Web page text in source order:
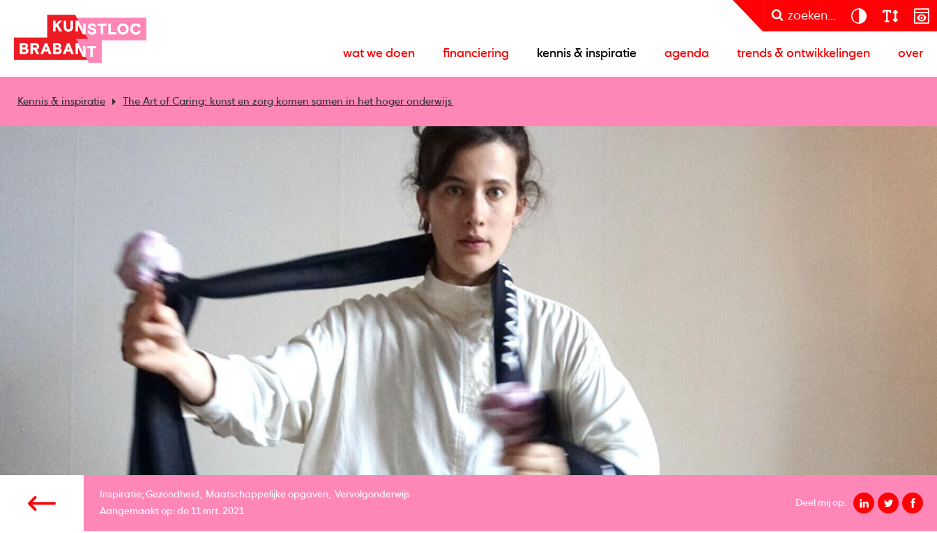
zoeken...
wat we doen financiering kennis & inspiratie agenda trends & ontwikkelingen over
Kennis & inspiratie The Art of Caring: kunst en zorg komen samen in het hoger onderwijs
Inspiratie; Gezondheid Maatschappelijke opgaven
Vervolgonderwijs
Aangemaakt op: do 11 mrt. 2021
Deel mij op: